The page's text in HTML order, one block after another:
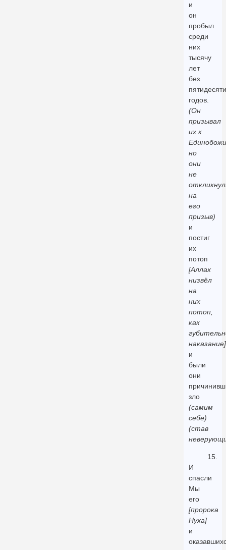
и
он
пробыл
среди
них
тысячу
лет
без
пятидесяти
годов.
(Он
призывал
их к
но
они
не
на
его
призыв)
и
постиг
их
потоп
[Аллах
низвёл
на
них
потоп,
как
наказание]
и
были
они
зло
(самим
себе)
(став
15.
И
спасли
Мы
его
[пророка
Нуха]
и